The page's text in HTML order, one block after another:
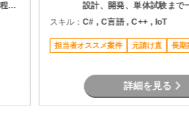
を
設計、開発、単体試験まで
C++を用いた制御アプリケ
通信制御機能の開発 ・マル
のプログラム開発 ・長期参
発案件
スキル：C# , C言語 , C++ , IoT
担当者オススメ案件 元請け直 長期
詳細を見る